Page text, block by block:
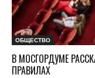
ОБЩЕСТВО
В МОСГОРДУМЕ
ПРАВИЛАХ